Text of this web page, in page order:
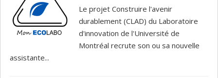
Le projet Construire l'avenir
durablement (CLAD) du Laboratoire
d'innovation de l'Université de
Montréal recrute son ou sa nouvelle
assistante...